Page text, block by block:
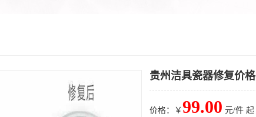
贵州洁具瓷器修复价格
价格：￥ 99.00 元/件 起